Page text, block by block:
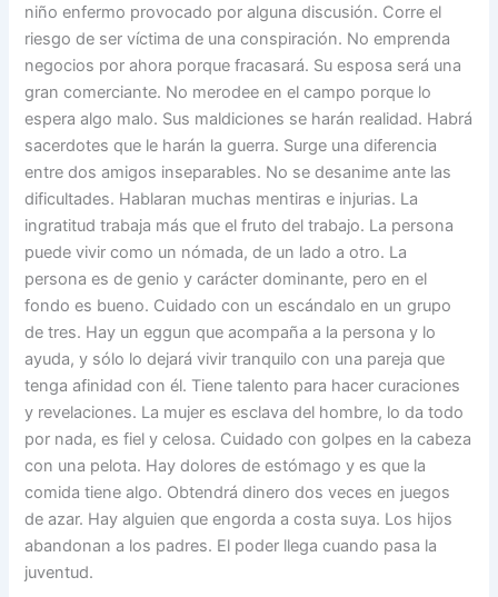
niño enfermo provocado por alguna discusión. Corre el
riesgo de ser víctima de una conspiración. No emprenda
negocios por ahora porque fracasará. Su esposa será una
gran comerciante. No merodee en el campo porque lo
espera algo malo. Sus maldiciones se harán realidad. Habrá
sacerdotes que le harán la guerra. Surge una diferencia
entre dos amigos inseparables. No se desanime ante las
dificultades. Hablaran muchas mentiras e injurias. La
ingratitud trabaja más que el fruto del trabajo. La persona
puede vivir como un nómada, de un lado a otro. La
persona es de genio y carácter dominante, pero en el
fondo es bueno. Cuidado con un escándalo en un grupo
de tres. Hay un eggun que acompaña a la persona y lo
ayuda, y sólo lo dejará vivir tranquilo con una pareja que
tenga afinidad con él. Tiene talento para hacer curaciones
y revelaciones. La mujer es esclava del hombre, lo da todo
por nada, es fiel y celosa. Cuidado con golpes en la cabeza
con una pelota. Hay dolores de estómago y es que la
comida tiene algo. Obtendrá dinero dos veces en juegos
de azar. Hay alguien que engorda a costa suya. Los hijos
abandonan a los padres. El poder llega cuando pasa la
juventud.